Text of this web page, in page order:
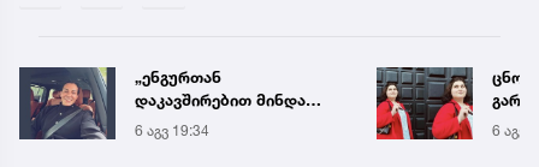
ცნობილია, მეტროში
გარდაცვლილი 21 წლის
მარიამ ტყემალაძის
ექსპერტიზის დასკვნა
6 აგვ 19:42 6 აგვ